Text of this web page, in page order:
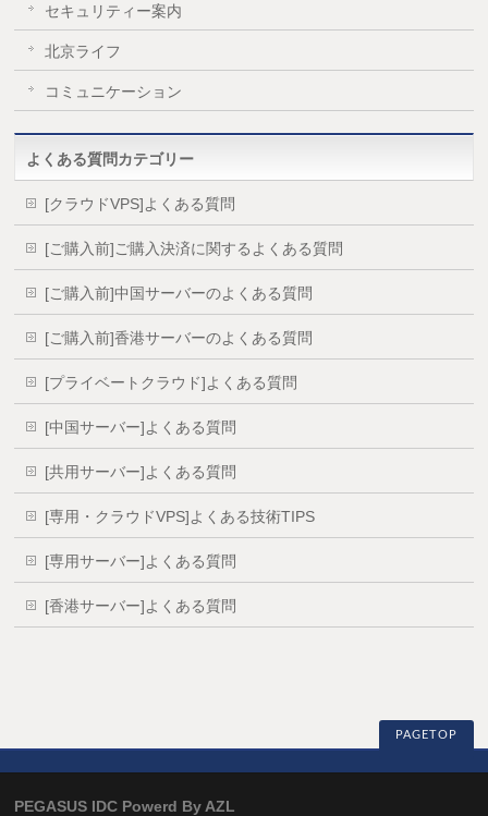
セキュリティー案内
北京ライフ
コミュニケーション
よくある質問カテゴリー
[クラウドVPS]よくある質問
[ご購入前]ご購入決済に関するよくある質問
[ご購入前]中国サーバーのよくある質問
[ご購入前]香港サーバーのよくある質問
[プライベートクラウド]よくある質問
[中国サーバー]よくある質問
[共用サーバー]よくある質問
[専用・クラウドVPS]よくある技術TIPS
[専用サーバー]よくある質問
[香港サーバー]よくある質問
PAGETOP
PEGASUS IDC Powerd By AZL